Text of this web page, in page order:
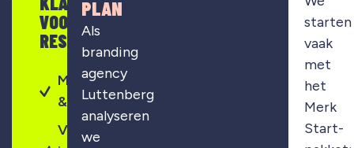
VOOR
RESULTAAT?
Merkontwikkeling
& strategie
Visuele
PLAN
Als
branding
agency
Luttenberg
analyseren
we
starten
vaak
met
het
Merk
Start-